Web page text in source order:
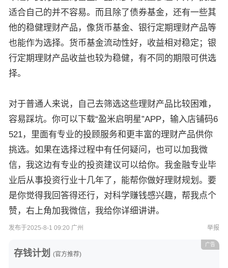
适合自己的并不容易。而且除了债券基金，还有一些其
他的稳健理财产品，像货币基金、银行定期理财产品等
也能作为选择。货币基金流动性好，收益相对稳定；银
行定期理财产品收益也较为稳健，有不同的期限可供选
择。
对于普通人来说，自己去筛选这些理财产品比较困难，
容易踩坑。你可以下载“盈米启明星”APP，输入店铺码6
521，里面有专业的投顾服务和更丰富的理财产品供你
挑选。如果在选择过程中有任何疑问，也可以加我微
信，我这边有专业的投资建议可以给你。我金融专业毕
业后从事投资行业十几年了，能帮你做好理财规划。要
是你觉得我回答得还行，对科学赚钱感兴趣，帮我点个
赞，右上角加我微信，我给你详细讲讲。
发布于2025-8-1 09:20 广州 举报
存钱计划 (官方推荐)
广告